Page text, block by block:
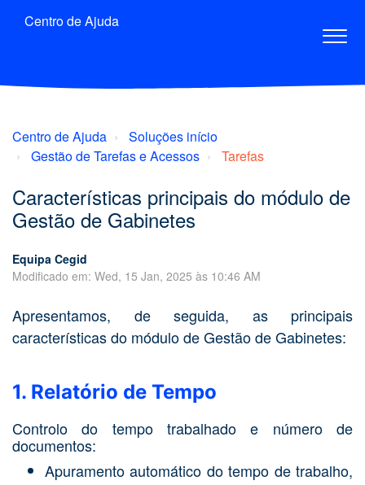
Centro de Ajuda
Centro de Ajuda
Soluções início
Gestão de Tarefas e Acessos
Tarefas
Características principais do módulo de
Gestão de Gabinetes
Equipa Cegid
Modificado em: Wed, 15 Jan, 2025 às 10:46 AM
Apresentamos, de seguida, as principais
características do módulo de Gestão de Gabinetes:
1. Relatório de Tempo
Controlo do tempo trabalhado e número de
documentos:
Apuramento automático do tempo de trabalho,